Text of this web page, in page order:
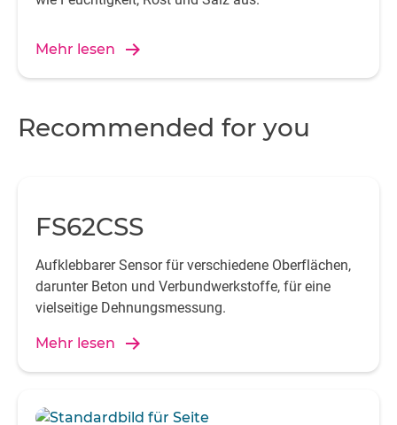
Mehr lesen
Recommended for you
FS62CSS
Aufklebbarer Sensor für verschiedene Oberflächen,
darunter Beton und Verbundwerkstoffe, für eine
vielseitige Dehnungsmessung.
Mehr lesen